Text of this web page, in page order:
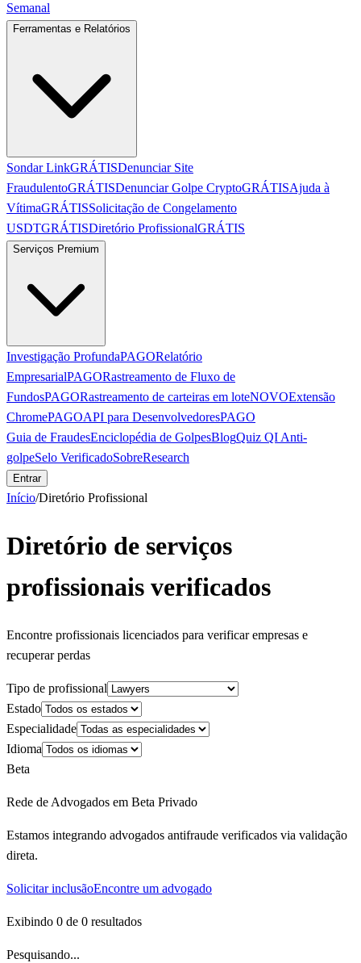
Semanal
Ferramentas e Relatórios
Sondar LinkGRÁTISDenunciar Site
FraudulentoGRÁTISDenunciar Golpe CryptoGRÁTISAjuda à
VítimaGRÁTISSolicitação de Congelamento
USDTGRÁTISDiretório ProfissionalGRÁTIS
Serviços Premium
Investigação ProfundaPAGORelatório
EmpresarialPAGORastreamento de Fluxo de
FundosPAGORastreamento de carteiras em loteNOVOExtensão
ChromePAGOAPI para DesenvolvedoresPAGO
Guia de FraudesEnciclopédia de GolpesBlogQuiz QI Anti-
golpeSelo VerificadoSobreResearch
Entrar
Início/Diretório Profissional
Diretório de serviços
profissionais verificados
Encontre profissionais licenciados para verificar empresas e
recuperar perdas
Tipo de profissional
Estado
Especialidade
Idioma
Beta
Rede de Advogados em Beta Privado
Estamos integrando advogados antifraude verificados via validação
direta.
Solicitar inclusãoEncontre um advogado
Exibindo 0 de 0 resultados
Pesquisando...